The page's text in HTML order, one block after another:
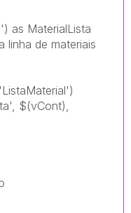
as MaterialLista
linha de materiais
$(vCont),